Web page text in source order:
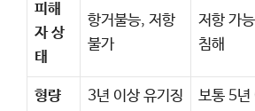
피해
자 상
태
항거불능, 저항
불가
저항 가
침해
형량
3년 이상 유기징
보통 5년